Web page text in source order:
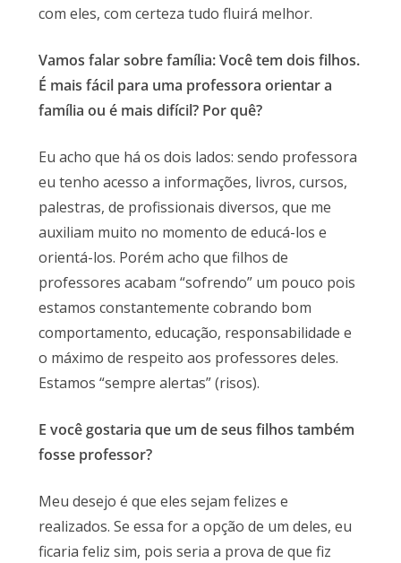
com eles, com certeza tudo fluirá melhor.
Vamos falar sobre família: Você tem dois filhos.
É mais fácil para uma professora orientar a
família ou é mais difícil? Por quê?
Eu acho que há os dois lados: sendo professora
eu tenho acesso a informações, livros, cursos,
palestras, de profissionais diversos, que me
auxiliam muito no momento de educá-los e
orientá-los. Porém acho que filhos de
professores acabam “sofrendo” um pouco pois
estamos constantemente cobrando bom
comportamento, educação, responsabilidade e
o máximo de respeito aos professores deles.
Estamos “sempre alertas” (risos).
E você gostaria que um de seus filhos também
fosse professor?
Meu desejo é que eles sejam felizes e
realizados. Se essa for a opção de um deles, eu
ficaria feliz sim, pois seria a prova de que fiz